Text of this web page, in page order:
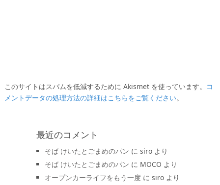
このサイトはスパムを低減するために Akismet を使っています。
コ
メントデータの処理方法の詳細はこちらをご覧ください。
最近のコメント
そば けいたとごまめのパン に siro より
そば けいたとごまめのパン に MOCO より
オープンカーライフをもう一度 に siro より